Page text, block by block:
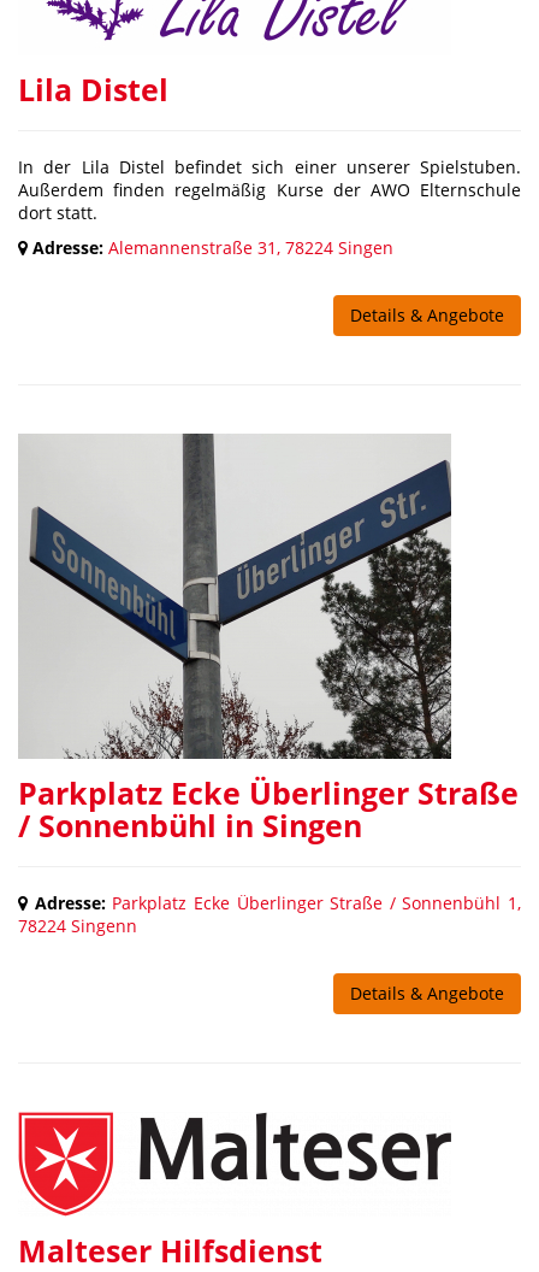
Lila Distel
In der Lila Distel befindet sich einer unserer Spielstuben.
Außerdem finden regelmäßig Kurse der AWO Elternschule
dort statt.
Adresse: Alemannenstraße 31, 78224 Singen
Details & Angebote
Parkplatz Ecke Überlinger Straße
/ Sonnenbühl in Singen
Adresse: Parkplatz Ecke Überlinger Straße / Sonnenbühl 1,
78224 Singenn
Details & Angebote
Malteser Hilfsdienst